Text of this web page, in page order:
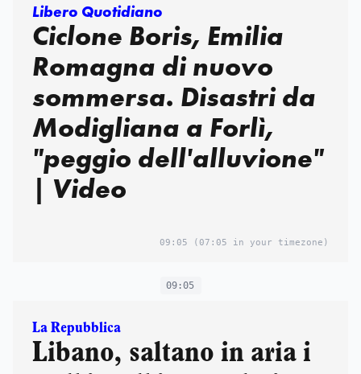
Libero Quotidiano
Ciclone Boris, Emilia
Romagna di nuovo
sommersa. Disastri da
Modigliana a Forlì,
"peggio dell'alluvione"
| Video
09:05 (07:05 in your timezone)
09:05
La Repubblica
Libano, saltano in aria i